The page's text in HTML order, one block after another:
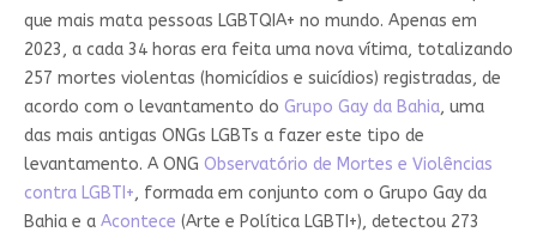
que mais mata pessoas LGBTQIA+ no mundo. Apenas em
2023, a cada 34 horas era feita uma nova vítima, totalizando
257 mortes violentas (homicídios e suicídios) registradas, de
acordo com o levantamento do Grupo Gay da Bahia, uma
das mais antigas ONGs LGBTs a fazer este tipo de
levantamento. A ONG Observatório de Mortes e Violências
contra LGBTI+, formada em conjunto com o Grupo Gay da
Bahia e a Acontece (Arte e Política LGBTI+), detectou 273